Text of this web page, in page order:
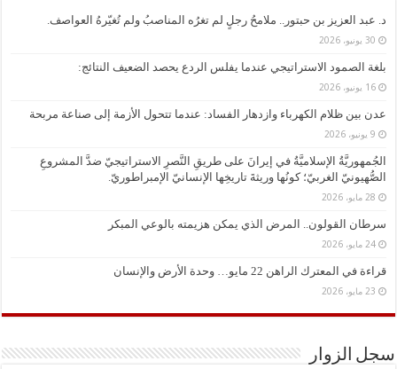
د. ​عبد العزيز بن حبتور.. ملامحُ رجلٍ لم تغرُه المناصبُ ولم تُغيّرهُ العواصف.
30 يونيو، 2026
بلغة الصمود الاستراتيجي عندما يفلس الردع يحصد الضعيف النتائج:
16 يونيو، 2026
عدن بين ظلام الكهرباء وازدهار الفساد: عندما تتحول الأزمة إلى صناعة مربحة
9 يونيو، 2026
الجُمهوريَّةُ الإسلاميَّةُ في إيرانَ على طريقِ النَّصرِ الاستراتيجيّ ضدَّ المشروعِ
الصُّهيونيّ الغربيّ؛ كونُها وريثةَ تاريخِها الإنسانيّ الإمبراطوريّ.
28 مايو، 2026
سرطان القولون.. المرض الذي يمكن هزيمته بالوعي المبكر
24 مايو، 2026
قراءة في المعترك الراهن 22 مايو… وحدة الأرض والإنسان
23 مايو، 2026
سجل الزوار